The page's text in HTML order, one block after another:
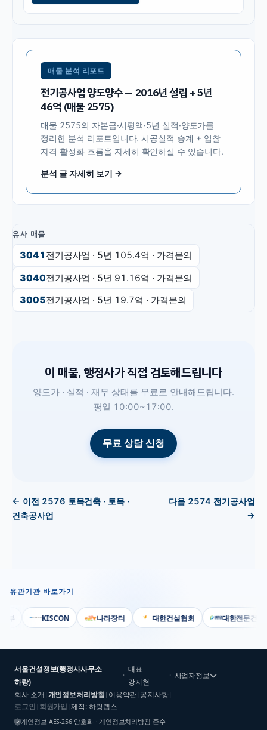
매물 분석 리포트
전기공사업 양도양수 — 2016년 설립 + 5년
46억 (매물 2575)
매물 2575의 자본금·시평액·5년 실적·양도가를
정리한 분석 리포트입니다. 시공실적 승계 + 입찰
자격 활성화 흐름을 자세히 확인하실 수 있습니다.
분석 글 자세히 보기 →
유사 매물
3041 전기공사업 · 5년 105.4억 · 가격문의
3040전기공사업 · 5년 91.16억 · 가격문의
3005전기공사업 · 5년 19.7억 · 가격문의
이 매물, 행정사가 직접 검토해드립니다
양도가 · 실적 · 재무 상태를 무료로 안내해드립니다.
평일 10:00~17:00.
무료 상담 신청
← 이전 2576 토목건축 · 토목 ·
건축공사업
다음 2574 전기공사업
→
유관기관 바로가기
KISCON 나라장터 대한건설협회 대한전문건설협
서울건설정보(행정사사무소
하랑)
·
대표
강지현
· 사업자정보
회사 소개 | 개인정보처리방침 | 이용약관| 공지사항|
로그인 회원가입 |제작: 하랑랩스
개인정보 AES-256 암호화 · 개인정보처리방침 준수